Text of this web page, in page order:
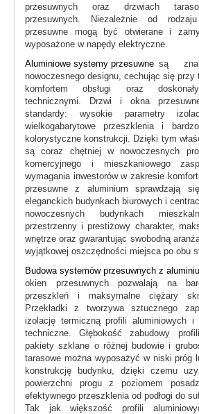
przesuwnych oraz drzwiach
przesuwnych. Niezależnie od
przesuwne mogą być otwierane i
wyposażone w napędy elektryczne.
Aluminiowe systemy przesuwne są
nowoczesnego designu, cechując się przy
komfortem obsługi oraz
technicznymi. Drzwi i okna
standardy: wysokie parametry
wielkogabarytowe przeszklenia i
kolorystyczne konstrukcji. Dzięki tym
są coraz chętniej w nowoczesnych
komercyjnego i mieszkaniowego
wymagania inwestorów w zakresie
przesuwne z aluminium sprawdzają
eleganckich budynkach biurowych i
nowoczesnych budynkach
przestrzenny i prestiżowy charakter,
wnętrze oraz gwarantując swobodną
wyjątkowej oszczędności miejsca po obu
Budowa systemów przesuwnych z
okien przesuwnych pozwalają na
przeszkleń i maksymalne ciężary
Przekładki z tworzywa sztucznego
izolację termiczną profili aluminiowych i
techniczne. Głębokość zabudowy
pakiety szklane o różnej budowie i
tarasowe można wyposażyć w niski próg
konstrukcję budynku, dzięki czemu
powierzchni progu z poziomem
efektywnego przeszklenia od podłogi do
Tak jak większość profili